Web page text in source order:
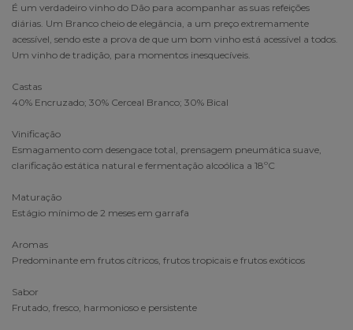
É um verdadeiro vinho do Dão para acompanhar as suas refeições
diárias. Um Branco cheio de elegância, a um preço extremamente
acessível, sendo este a prova de que um bom vinho está acessível a todos.
Um vinho de tradição, para momentos inesquecíveis.
Castas
40% Encruzado; 30% Cerceal Branco; 30% Bical
Vinificação
Esmagamento com desengace total, prensagem pneumática suave,
clarificação estática natural e fermentação alcoólica a 18ºC
Maturação
Estágio mínimo de 2 meses em garrafa
Aromas
Predominante em frutos cítricos, frutos tropicais e frutos exóticos
Sabor
Frutado, fresco, harmonioso e persistente